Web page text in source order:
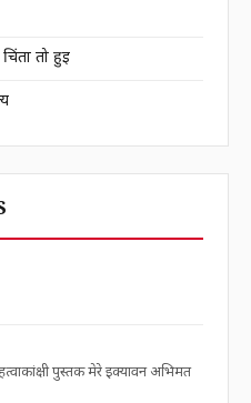
तो हुई
पुस्तक मेरे इक्यावन अभिमत